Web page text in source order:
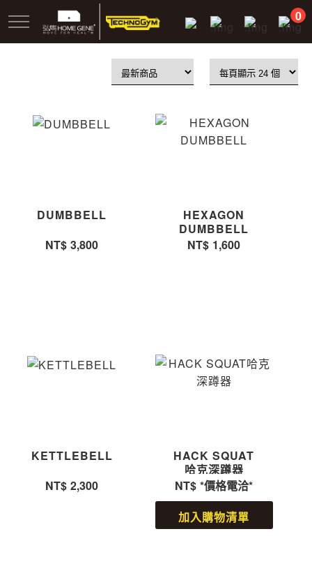
到
主
0
DUMBBELL
NT$ 3,800
HEXAGON
DUMBBELL
NT$ 1,600
KETTLEBELL
NT$ 2,300
HACK SQUAT
哈克深蹲器
NT$ *價格電洽*
加入購物清單